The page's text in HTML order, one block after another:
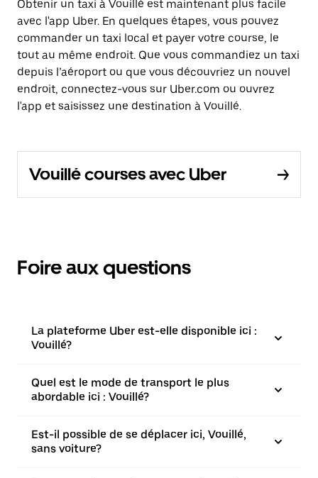
Obtenir un taxi à Vouillé est maintenant plus facile
avec l'app Uber. En quelques étapes, vous pouvez
commander un taxi local et payer votre course, le
tout au même endroit. Que vous commandiez un taxi
depuis l’aéroport ou que vous découvriez un nouvel
endroit, connectez-vous sur Uber.com ou ouvrez
l'app et saisissez une destination à Vouillé.
Vouillé courses avec Uber
Foire aux questions
La plateforme Uber est-elle disponible ici :
Vouillé?
Quel est le mode de transport le plus
abordable ici : Vouillé?
Est-il possible de se déplacer ici, Vouillé,
sans voiture?